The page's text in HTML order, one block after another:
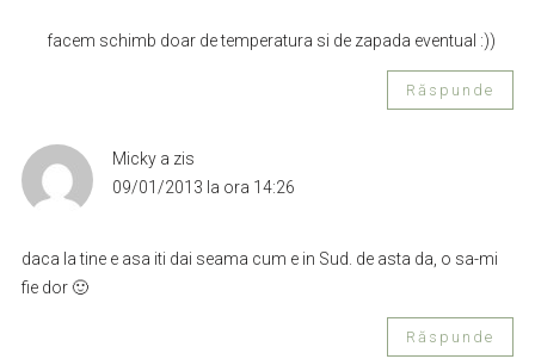
facem schimb doar de temperatura si de zapada eventual :))
Răspunde
Micky a zis
09/01/2013 la ora 14:26
daca la tine e asa iti dai seama cum e in Sud. de asta da, o sa-mi
fie dor 🙂
Răspunde